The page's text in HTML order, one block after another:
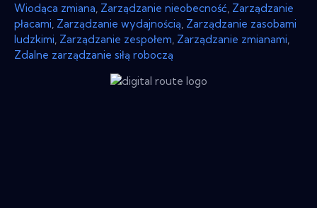
Wiodąca zmiana Zarządzanie nieobecność Zarządzanie
płacami Zarządzanie wydajnością Zarządzanie zasobami
ludzkimi Zarządzanie zespołem Zarządzanie zmianami
Zdalne zarządzanie siłą roboczą